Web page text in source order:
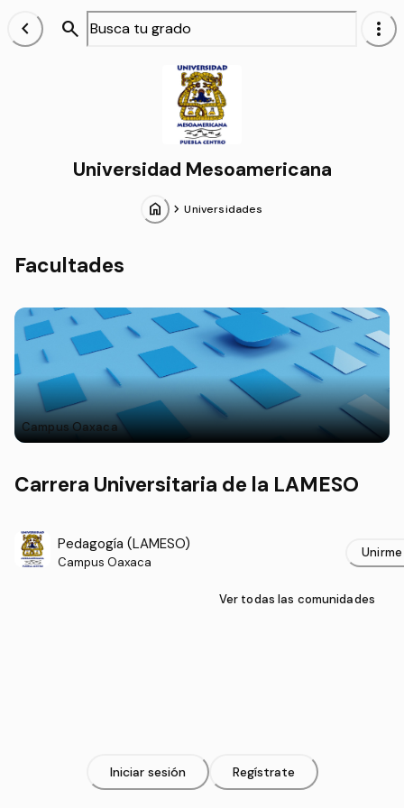
chevron_left search more_vert
Universidad Mesoamericana
home chevron_forwardUniversidades
Facultades
Campus Oaxaca
Carrera Universitaria de la LAMESO
Pedagogía (LAMESO)
Campus Oaxaca
Unirme
Ver todas las comunidades
Iniciar sesión Regístrate